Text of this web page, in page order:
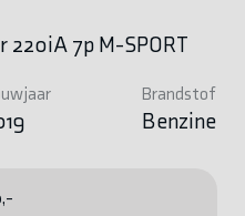
220iA 7p M-SPORT
Brandstof
Benzine